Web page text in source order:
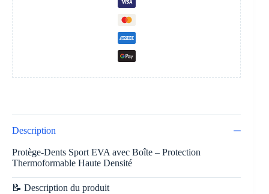
Description
Protège-Dents Sport EVA avec Boîte – Protection
Thermoformable Haute Densité
📝 Description du produit